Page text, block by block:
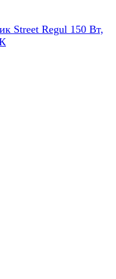
Street Regul 150 Вт,